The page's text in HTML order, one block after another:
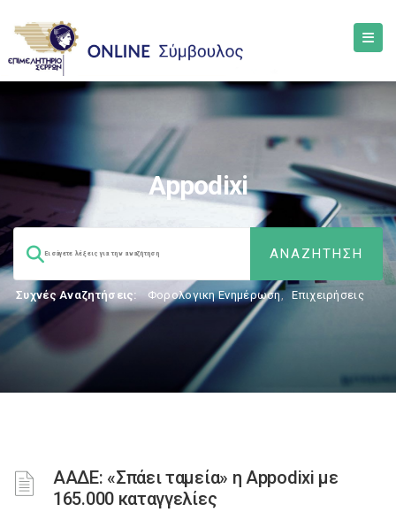
Appodixi
Συχνές Αναζητήσεις: Φορολογικη Ενημέρωση, Επιχειρήσεις
ΑΑΔΕ: «Σπάει ταμεία» η Appodixi με
165.000 καταγγελίες